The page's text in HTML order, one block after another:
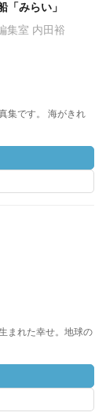
「みらい」
集室 内田裕
集です。 海がきれ
まれた幸せ。地球の